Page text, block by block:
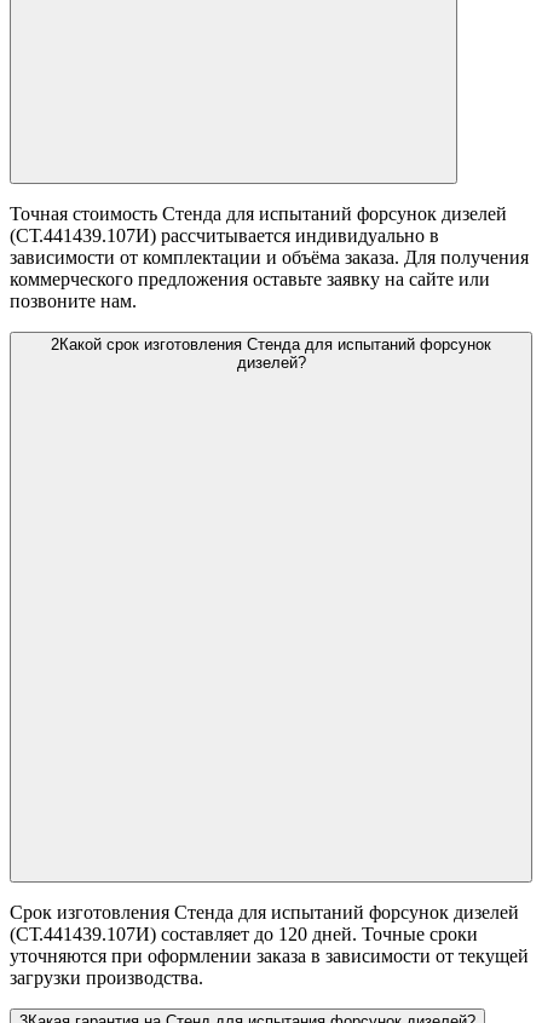
Точная стоимость Стенда для испытаний форсунок дизелей
(СТ.441439.107И) рассчитывается индивидуально в
зависимости от комплектации и объёма заказа. Для получения
коммерческого предложения оставьте заявку на сайте или
позвоните нам.
2Какой срок изготовления Стенда для испытаний форсунок
дизелей?
Срок изготовления Стенда для испытаний форсунок дизелей
(СТ.441439.107И) составляет до 120 дней. Точные сроки
уточняются при оформлении заказа в зависимости от текущей
загрузки производства.